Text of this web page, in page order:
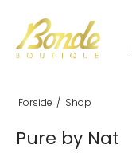
Forside / Shop
Pure by Nat